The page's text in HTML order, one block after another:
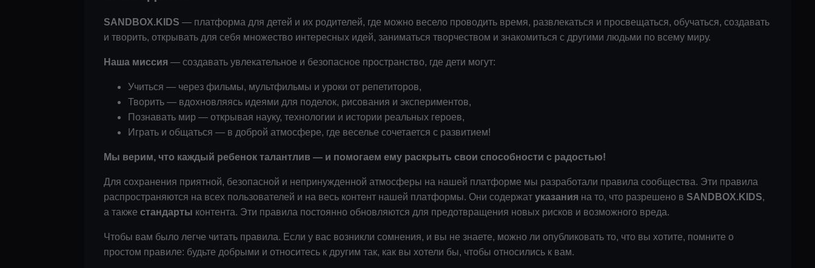
SANDBOX.KIDS — платформа для детей и их родителей, где можно весело проводить время, развлекаться и просвещаться, обучаться, создавать
и творить, открывать для себя множество интересных идей, заниматься творчеством и знакомиться с другими людьми по всему миру.
Наша миссия — создавать увлекательное и безопасное пространство, где дети могут:
Учиться — через фильмы, мультфильмы и уроки от репетиторов,
Творить — вдохновляясь идеями для поделок, рисования и экспериментов,
Познавать мир — открывая науку, технологии и истории реальных героев,
Играть и общаться — в доброй атмосфере, где веселье сочетается с развитием!
Мы верим, что каждый ребенок талантлив — и помогаем ему раскрыть свои способности с радостью!
Для сохранения приятной, безопасной и непринужденной атмосферы на нашей платформе мы разработали правила сообщества. Эти правила
распространяются на всех пользователей и на весь контент нашей платформы. Они содержат указания на то, что разрешено в SANDBOX.KIDS,
а также стандарты контента. Эти правила постоянно обновляются для предотвращения новых рисков и возможного вреда.
Чтобы вам было легче читать правила. Если у вас возникли сомнения, и вы не знаете, можно ли опубликовать то, что вы хотите, помните о
простом правиле: будьте добрыми и относитесь к другим так, как вы хотели бы, чтобы относились к вам.